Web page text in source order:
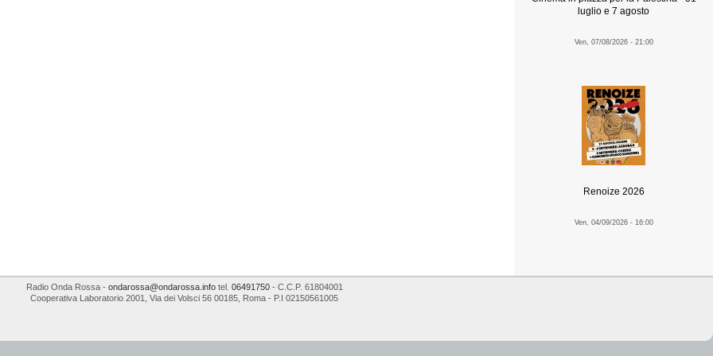
luglio e 7 agosto
Ven, 07/08/2026 - 21:00
Renoize 2026
Ven, 04/09/2026 - 16:00
Radio Onda Rossa- ondarossa@ondarossa.infotel. 06491750- C.C.P. 61804001
Cooperativa Laboratorio 2001
Via dei Volsci 56 00185 Roma - P.I 02150561005